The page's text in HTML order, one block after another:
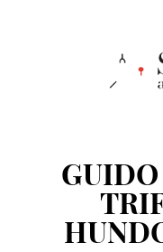
GUIDO